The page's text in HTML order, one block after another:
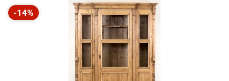
Bildergalerie überspringen
-14%
Rabatt